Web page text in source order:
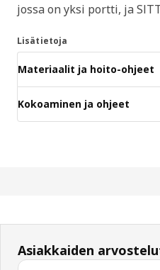
jossa on yksi portti, ja
Lisätietoja
Materiaalit ja hoito-ohjeet
Kokoaminen ja ohjeet
Asiakkaiden